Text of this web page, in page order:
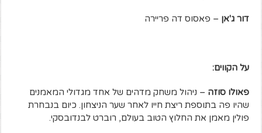
דור ג'אן – פאסוס דה פריירה
על הקווים:
פאולו סוזה – ניהול משחק מדהים של אחד מגדולי המאמנים
שהיו פה בתוספת ריצת חייו לאחר שער הניצחון. כיום בנבחרת
פולין מאמן את החלוץ הטוב בעולם, רוברט לבנדובסקי.